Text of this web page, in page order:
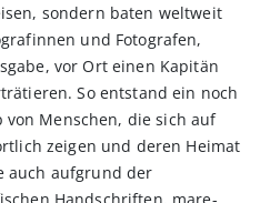
sondern baten weltweit
und Fotografen,
vor Ort einen Kapitän
So entstand ein noch
von Menschen, die sich auf
zeigen und deren Heimat
auch aufgrund der